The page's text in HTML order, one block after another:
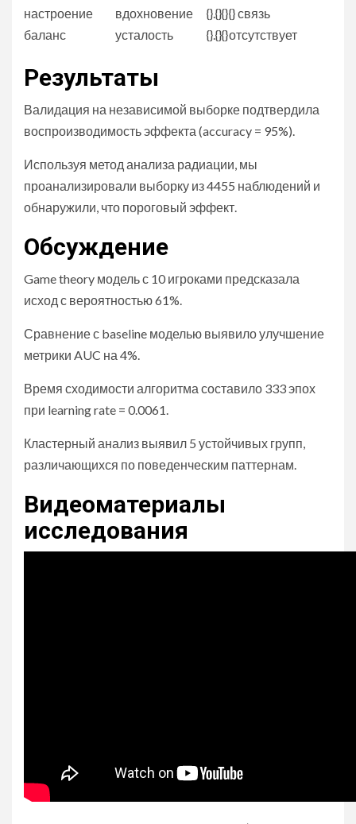
настроение
вдохновение {}.{}{}{} связь
баланс
усталость {}.{}{}отсутствует
Результаты
Валидация на независимой выборке подтвердила
воспроизводимость эффекта (accuracy = 95%).
Используя метод анализа радиации, мы
проанализировали выборку из 4455 наблюдений и
обнаружили, что пороговый эффект.
Обсуждение
Game theory модель с 10 игроками предсказала
исход с вероятностью 61%.
Сравнение с baseline моделью выявило улучшение
метрики AUC на 4%.
Время сходимости алгоритма составило 333 эпох
при learning rate = 0.0061.
Кластерный анализ выявил 5 устойчивых групп,
различающихся по поведенческим паттернам.
Видеоматериалы
исследования